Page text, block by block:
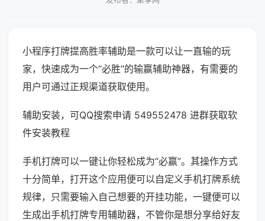
小程序打牌提高胜率辅助是一款可以让一直输的玩
家，快速成为一个“必胜”的输赢辅助神器，有需要的
用户可通过正规渠道获取使用。
辅助安装，可QQ搜索申请 549552478 进群获取软
件安装教程
手机打牌可以一键让你轻松成为“必赢”。其操作方式
十分简单，打开这个应用便可以自定义手机打牌系统
规律，只需要输入自己想要的开挂功能，一键便可以
生成出手机打牌专用辅助器，不管你是想分享给好友